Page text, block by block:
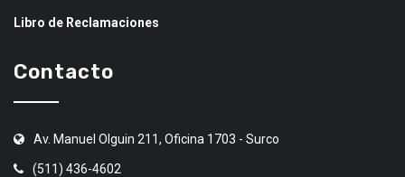
Libro de Reclamaciones
Contacto
Av. Manuel Olguin 211, Oficina 1703 - Surco
(511) 436-4602